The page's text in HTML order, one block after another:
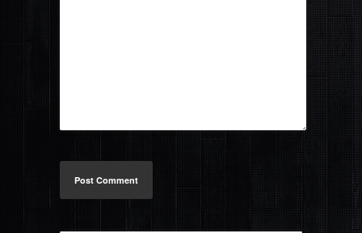
Post Comment